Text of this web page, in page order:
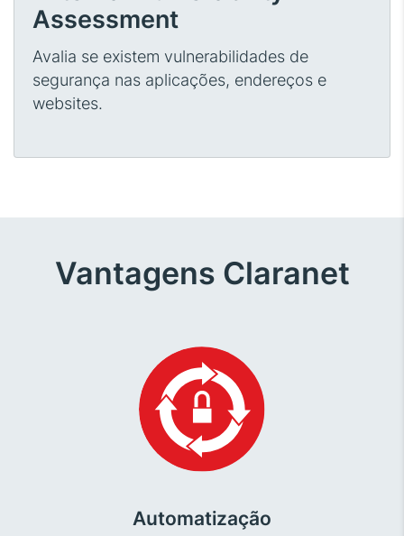
Assessment
Avalia se existem vulnerabilidades de
segurança nas aplicações, endereços e
websites.
Vantagens Claranet
Automatização